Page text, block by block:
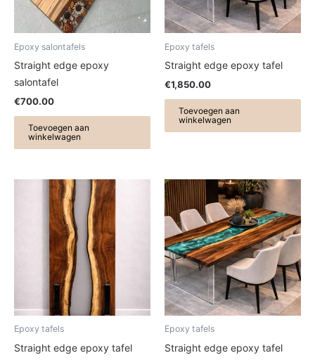
Epoxy salontafels
Straight edge epoxy
salontafel
€700.00
Toevoegen aan
winkelwagen
Epoxy tafels
Straight edge epoxy tafel
€1,850.00
Toevoegen aan
winkelwagen
Epoxy tafels
Straight edge epoxy tafel
Epoxy tafels
Straight edge epoxy tafel